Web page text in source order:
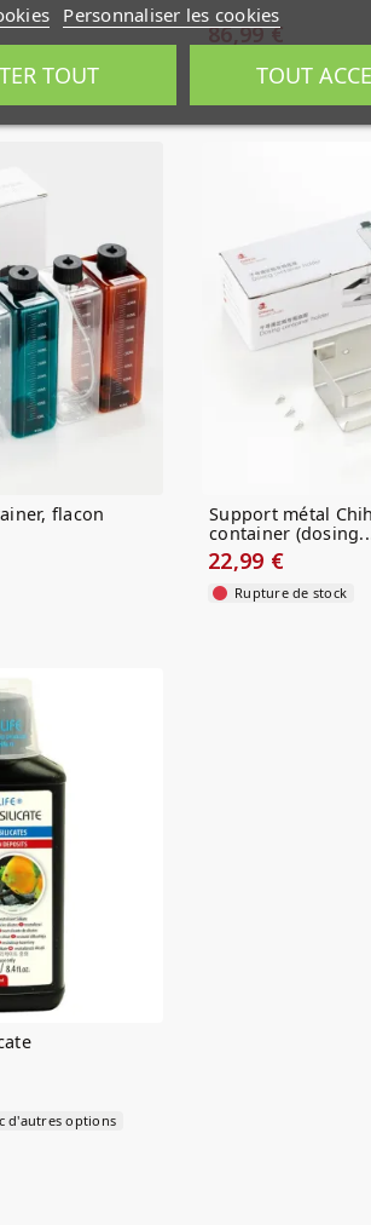
86,99 €
Derniers articles en
flacon
Support métal
container
22,99 €
Rupture de stock
d'autres options
Personnaliser les cookies
TOUT TOUT